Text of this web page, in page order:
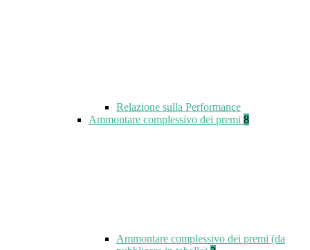
Relazione sulla Performance
Ammontare complessivo dei premi 8
Ammontare complessivo dei premi (da